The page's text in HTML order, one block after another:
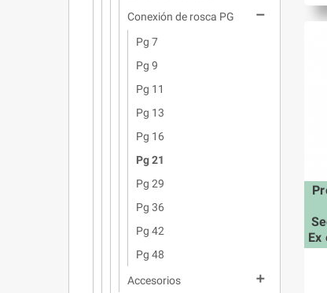
Conexión de rosca PG

Pg 7
Pg 9
Pg 11
Pg 13
Pg 16
Pg 21
Pg 29
Pg 36
Pg 42
Pg 48
Accesorios 
Ex